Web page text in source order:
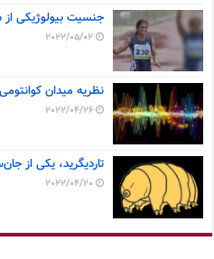
جنسیت بیولوژیکی از
2022/05/02
نظریه میدان
2022/04/26
تاردیگرید، یکی از
2022/04/20